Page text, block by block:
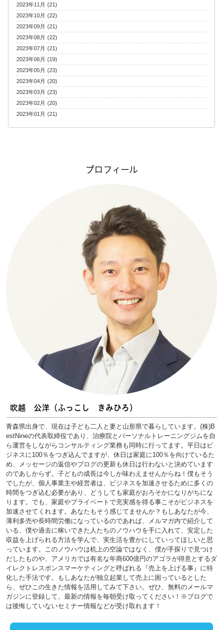
2023年11月 (21)
2023年10月 (22)
2023年09月 (21)
2023年08月 (22)
2023年07月 (21)
2023年06月 (19)
2023年05月 (23)
2023年04月 (20)
2023年03月 (23)
2023年02月 (20)
2023年01月 (21)
プロフィール
吹越 公洋（ふっこし きみひろ）
青森県出身で、現在は子ども二人と妻と山形県で暮らしています。(株)B
estNineの代表取締役であり、治療院とパーソナルトレーニングジムを自
ら運営をしながらコンサルティング業務も同時に行ってます。平日はビ
ジネスに100％をつぎ込んでますが、休日は家庭に100％を向けているた
め、メッセージの返信やブログの更新も休日は行わないと決めています
のであしからず。子どもの成長は今しか味わえませんからね！僕もそう
でしたが、個人事業主や経営者は、ビジネスを加速させるために多くの
時間をつぎ込む必要があり、どうしても家庭がおろそかになりがちにな
ります。でも、家庭やプライベートで充実感を得る事こそがビジネスを
加速させてくれます。あなたもそう感じてませんか？もしあなたが今、
薄利多売や長時間労働になっているのであれば、メルマガ内で紹介して
いる、僕や過去に稼いできた人たちのノウハウを手に入れて、安定した
収益を上げられる方法を学んで、実生活を豊かにしていってほしいと思
っています。このノウハウは机上の空論ではなく、僕が手探りで見つけ
だしたものや、アメリカでは有名な年商600億円のアゴラが得意とするダ
イレクトレスポンスマーケティングと呼ばれる『売上を上げる事』に特
化した手法です。もしあなたが独立起業して売上に困っているとした
ら、ぜひこの生きた情報を活用してみて下さい。ぜひ、無料のメールマ
ガジンに登録して、最新の情報を毎朝受け取ってください！※ブログで
は後悔していないセミナー情報などが受け取れます！